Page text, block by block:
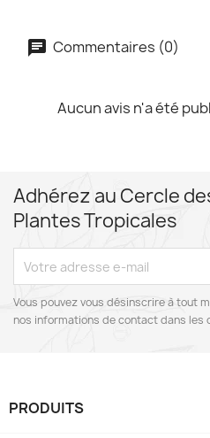
Commentaires (0)
Aucun avis n'a été
Adhérez au Cercle
Plantes Tropicales
Vous pouvez vous désinscrire à tout
nos informations de contact dans
PRODUITS